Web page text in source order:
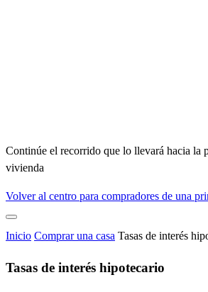
Continúe el recorrido que lo llevará hacia la
vivienda
Volver al centro para compradores de una
Inicio Comprar una casa Tasas de interés
Tasas de interés hipotecario